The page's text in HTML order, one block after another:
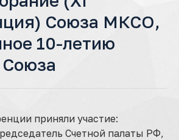
Союза МКСО,
10-летию
приняли участие:
Счетной палаты РФ,